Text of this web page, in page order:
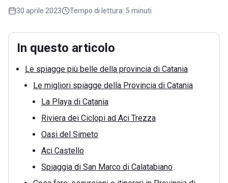
30 aprile 2023 Tempo di lettura: 5 minuti
In questo articolo
Le spiagge più belle della provincia di Catania
Le migliori spiagge della Provincia di Catania
La Playa di Catania
Riviera dei Ciclopi ad Aci Trezza
Oasi del Simeto
Aci Castello
Spiaggia di San Marco di Calatabiano